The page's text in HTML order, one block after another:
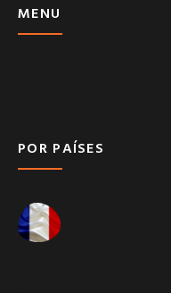
MENU
POR PAÍSES